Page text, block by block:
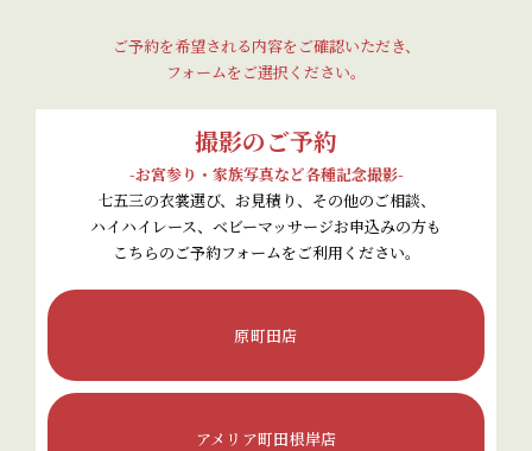
ご予約を希望される内容をご確認いただき、
フォームをご選択ください。
撮影のご予約
-お宮参り・家族写真など各種記念撮影-
七五三の衣裳選び、お見積り、その他のご相談、
ハイハイレース、ベビーマッサージお申込みの方も
こちらのご予約フォームをご利用ください。
原町田店
アメリア町田根岸店